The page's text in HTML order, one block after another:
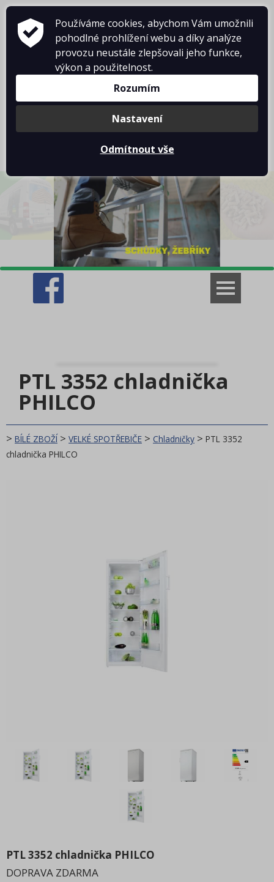
Košík je prázdný
VELKÉ SPOTŘEBIČE
Ohřívač vody
Mikrovlnná trouba
Chladničky
Vinotéka
Mrazáky
Pračka čelní plnění
Sušička prádla
Myčka nádobí
Pračka vrchní plnění
Klimatizace
Pečící trouba
SPOTŘEBNÍ MATERIÁL
ELEKTRONIKA a IT
PTL 3352 chladnička
PHILCO
> BÍLÉ ZBOŽÍ> VELKÉ SPOTŘEBIČE > Chladničky > PTL 3352
chladnička PHILCO
PTL 3352 chladnička PHILCO
DOPRAVA ZDARMA
Používáme cookies, abychom Vám umožnili
pohodlné prohlížení webu a díky analýze
provozu neustále zlepšovali jeho funkce,
výkon a použitelnost.
Rozumím
Nastavení
Odmítnout vše